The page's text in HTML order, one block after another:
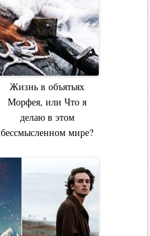
Жизнь в объятьях
Морфея, или Что я
делаю в этом
бессмысленном мире?